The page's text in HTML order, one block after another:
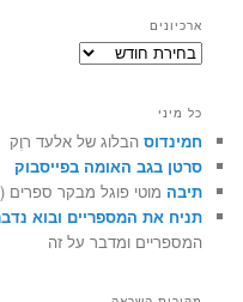
ארכיונים
ארכיונים
כל מיני
חמינדוס הבלוג של אלעד רוֶק
סרטן בגב האומה בפייסבוק
תיבה מוטי פוגל מבקר ספרים
תניח את המספריים ובוא
המספריים ומדבר על זה